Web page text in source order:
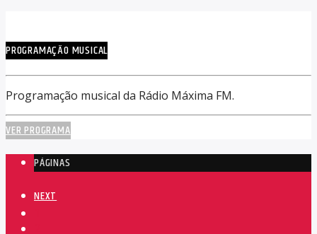
PROGRAMAÇÃO MUSICAL
Programação musical da Rádio Máxima FM.
VER PROGRAMA
PÁGINAS
NEXT